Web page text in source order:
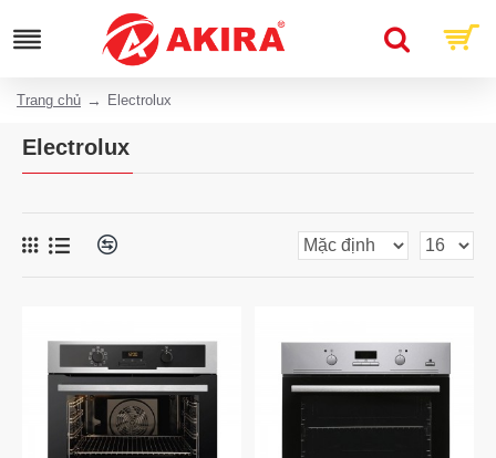
Trang chủ Electrolux
Electrolux